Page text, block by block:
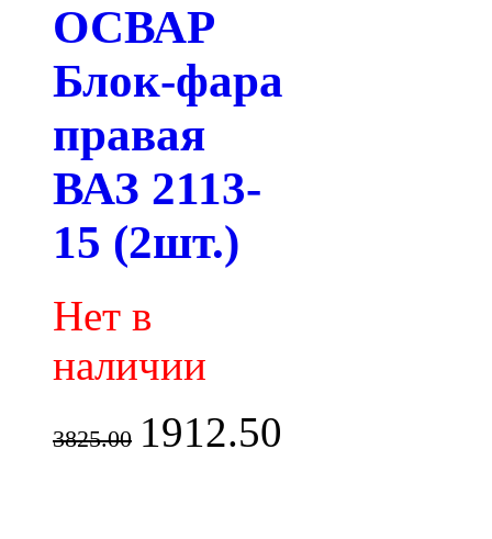
ОСВАР
Блок-фара
правая
ВАЗ 2113-
15 (2шт.)
Нет в
наличии
3825.00 1912.50